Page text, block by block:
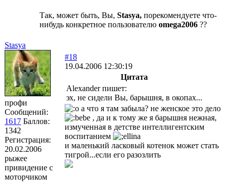
Так, может быть, Вы, Stasya, порекомендуете что-
нибудь конкретное пользователю omega2006 ??
Stasya
профи
Сообщений:
1617 Баллов:
1342
Регистрация:
20.02.2006
рыжее
привидение с
моторчиком
#18
19.04.2006 12:30:19
Цитата
Alexander пишет:
эх, не сидели Вы, барышня, в окопах...
а что я там забыла? не женское это дело
, да и к тому же я барышня нежная,
измученная в детстве интеллигентским
воспитанием
и маленький ласковый котенок может стать
тигрой...если его разозлить